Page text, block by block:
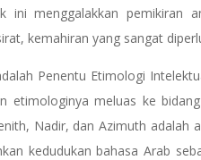
ini menggalakkan pemikiran
kemahiran yang sangat
Penentu Etimologi
etimologinya meluas ke
Nadir, dan Azimuth
kedudukan bahasa Arab